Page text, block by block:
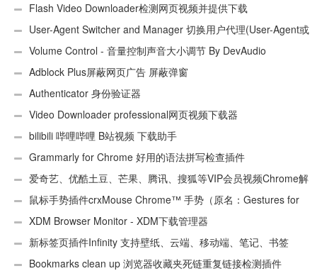
Flash Video Downloader检测网页视频并提供下载
User-Agent Switcher and Manager 切换用户代理(User-Agent或
UA)Volume Control - 音量控制声音大小调节 By DevAudio
Adblock Plus屏蔽网页广告 屏蔽弹窗
Authenticator 身份验证器
Video Downloader professional网页视频下载器
bilibili 哔哩哔哩 B站视频 下载助手
Grammarly for Chrome 好用的语法拼写检查插件
爱奇艺、优酷土豆、芒果、腾讯、搜狐等VIP会员视频Chrome解
析工具鼠标手势插件crxMouse Chrome™ 手势（原名：Gestures for
Chrome(TM)汉化版）
XDM Browser Monitor - XDM下载管理器
新标签页插件Infinity 支持壁纸、云端、移动端、笔记、书签
Bookmarks clean up 浏览器收藏夹死链重复链接检测插件